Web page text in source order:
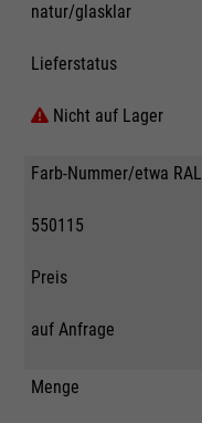
natur/glasklar
Lieferstatus
Nicht auf Lager
Farb-Nummer/etwa RAL
550115
Preis
auf Anfrage
Menge